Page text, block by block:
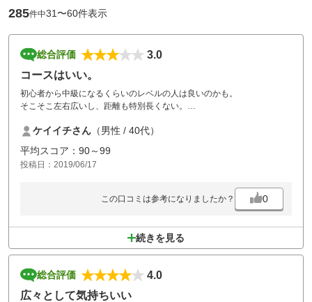
285件中31〜60件表示
総合評価
3.0
コースはいい。
初心者から中級になるくらいのレベルの人は良いのかも。
そこそこ左右広いし、距離も特別長くない。
カートはリモコン付きがいいなぁ。
従業員さんの対応はもう少し丁寧に説明してくれると助かる。わかりず
らい。
土日の割には安かったし、ひどくはないからまた行くと思います。
ケイイチさん （男性 / 40代）
平均スコア：90～99
投稿日：2019/06/17
この口コミは参考になりましたか？ 0
続きを見る
総合評価
4.0
広々として気持ちいい